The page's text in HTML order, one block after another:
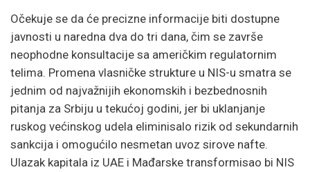
Očekuje se da će precizne informacije biti dostupne
javnosti u naredna dva do tri dana, čim se završe
neophodne konsultacije sa američkim regulatornim
telima. Promena vlasničke strukture u NIS-u smatra se
jednim od najvažnijih ekonomskih i bezbednosnih
pitanja za Srbiju u tekućoj godini, jer bi uklanjanje
ruskog većinskog udela eliminisalo rizik od sekundarnih
sankcija i omogućilo nesmetan uvoz sirove nafte.
Ulazak kapitala iz UAE i Mađarske transformisao bi NIS